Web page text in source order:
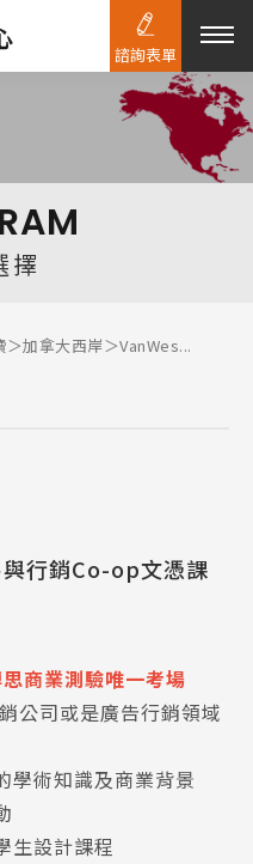
擇
加拿大西岸 VanWes...
行銷Co-op文憑課
商業測驗唯一考場
公司或是廣告行銷領域
學術知識及商業背景
生設計課程
諮詢表單